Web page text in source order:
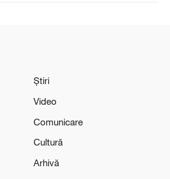
Știri
Video
Comunicare
Cultură
Arhivă